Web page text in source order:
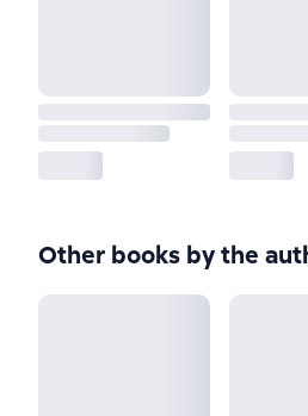
Other books by the